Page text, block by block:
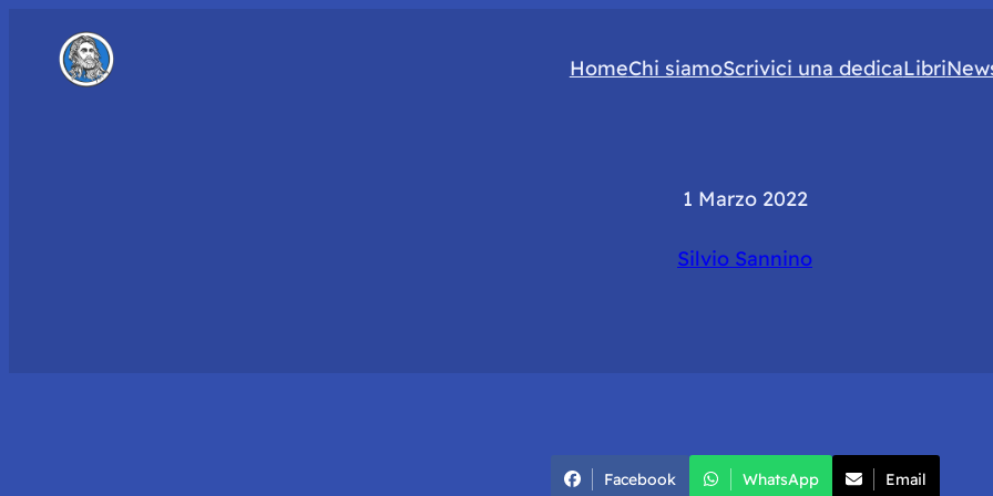
HomeChi siamoScrivici una dedicaLibri
1 Marzo 2022
Silvio Sannino
Facebook WhatsApp Email